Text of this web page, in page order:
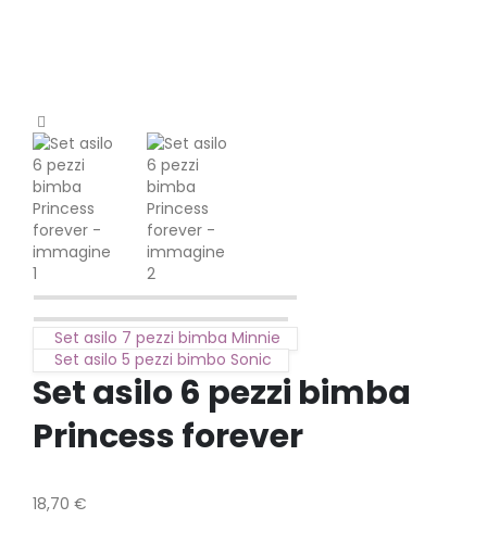
Set asilo 7 pezzi bimba Minnie
Set asilo 5 pezzi bimbo Sonic
Set asilo 6 pezzi bimba
Princess forever
18,70 €